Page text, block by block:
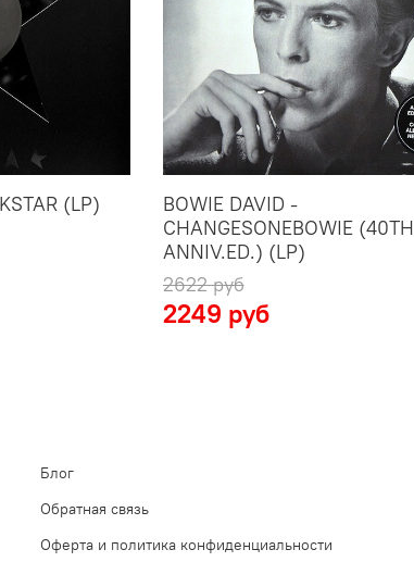
(LP)
BOWIE DAVID -
CHANGESONEBOWIE (40TH
ANNIV.ED.) (LP)
2622 руб
2249 руб
Блог
Обратная связь
Оферта и политика конфиденциальности